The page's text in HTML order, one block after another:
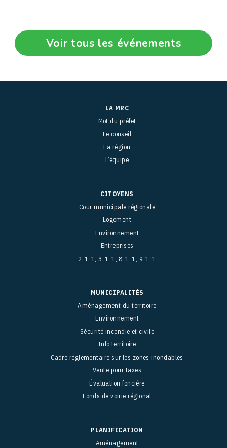
Voir tous les événements
LA MRC
Mot du préfet
Le conseil
La région
L’équipe
CITOYENS
Cour municipale régionale
Logement
Environnement
Entreprises
2-1-1, 3-1-1, 8-1-1, 9-1-1
MUNICIPALITÉS
Aménagement du territoire
Environnement
Sécurité incendie et civile
Info territoire
Cadre réglementaire sur les zones inondables
Vente pour taxes
Évaluation foncière
Fonds de voirie régional
PLANIFICATION
Aménagement